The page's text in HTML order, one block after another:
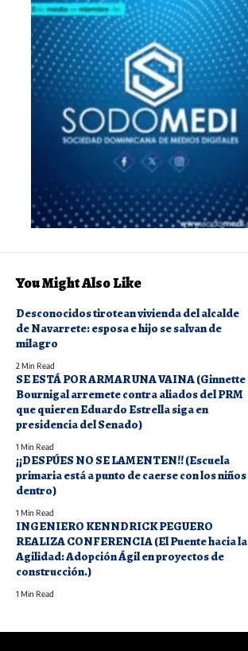
You Might Also Like
Desconocidos tirotean vivienda del alcalde
de Navarrete: esposa e hijo se salvan de
milagro
2 Min Read
SE ESTÁ POR ARMAR UNA VAINA (Ginnette
Bournigal arremete contra aliados del PRM
que quieren Eduardo Estrella siga en
presidencia del Senado)
1 Min Read
¡¡DESPÚES NO SE LAMENTEN!! (Escuela
primaria está a punto de caerse con los niños
dentro)
1 Min Read
INGENIERO KENNDRICK PEGUERO
REALIZA CONFERENCIA (El Puente hacia la
Agilidad: Adopción Ágil en proyectos de
construcción.)
1 Min Read